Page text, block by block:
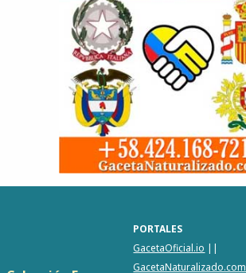
PORTALES
GacetaOficial.io ||
GacetaNaturalizado.com